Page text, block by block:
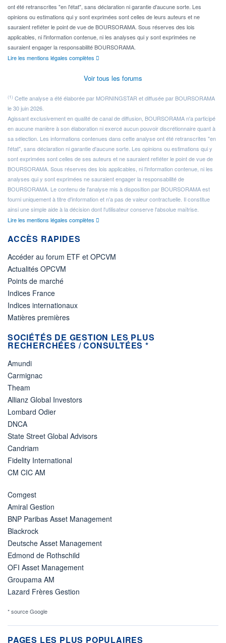
ont été retranscrites "en l'état", sans déclaration ni garantie d'aucune sorte. Les
opinions ou estimations qui y sont exprimées sont celles de leurs auteurs et ne
sauraient refléter le point de vue de BOURSORAMA. Sous réserves des lois
applicables, ni l'information contenue, ni les analyses qui y sont exprimées ne
sauraient engager la responsabilité BOURSORAMA.
Lire les mentions légales complètes
Voir tous les forums
(1) Cette analyse a été élaborée par MORNINGSTAR et diffusée par BOURSORAMA
le 30 juin 2026.
Agissant exclusivement en qualité de canal de diffusion, BOURSORAMA n'a participé
en aucune manière à son élaboration ni exercé aucun pouvoir discrétionnaire quant à
sa sélection. Les informations contenues dans cette analyse ont été retranscrites "en
l'état", sans déclaration ni garantie d'aucune sorte. Les opinions ou estimations qui y
sont exprimées sont celles de ses auteurs et ne sauraient refléter le point de vue de
BOURSORAMA. Sous réserves des lois applicables, ni l'information contenue, ni les
analyses qui y sont exprimées ne sauraient engager la responsabilité de
BOURSORAMA. Le contenu de l'analyse mis à disposition par BOURSORAMA est
fourni uniquement à titre d'information et n'a pas de valeur contractuelle. Il constitue
ainsi une simple aide à la décision dont l'utilisateur conserve l'absolue maîtrise.
Lire les mentions légales complètes
ACCÈS RAPIDES
Accéder au forum ETF et OPCVM
Actualités OPCVM
Points de marché
Indices France
Indices internationaux
Matières premières
SOCIÉTÉS DE GESTION LES PLUS
RECHERCHÉES / CONSULTÉES *
Amundi
Carmignac
Theam
Allianz Global Investors
Lombard Odier
DNCA
State Street Global Advisors
Candriam
Fidelity International
CM CIC AM
Comgest
Amiral Gestion
BNP Paribas Asset Management
Blackrock
Deutsche Asset Management
Edmond de Rothschild
OFI Asset Management
Groupama AM
Lazard Frères Gestion
* source Google
PAGES LES PLUS POPULAIRES